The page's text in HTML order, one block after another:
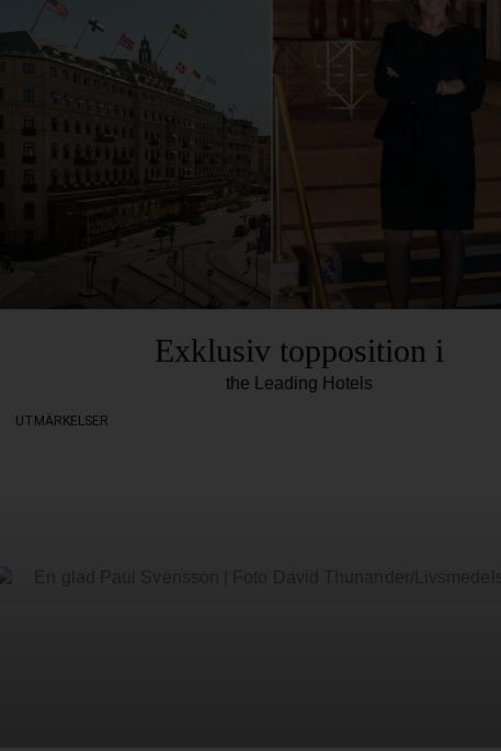
Exklusiv topposition i
the Leading Hotels
UTMÄRKELSER